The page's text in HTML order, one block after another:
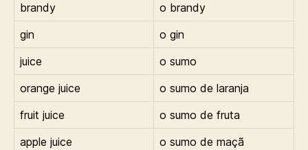
brandy
o brandy
gin
o gin
juice
o sumo
orange juice
o sumo de laranja
fruit juice
o sumo de fruta
apple juice
o sumo de maçã